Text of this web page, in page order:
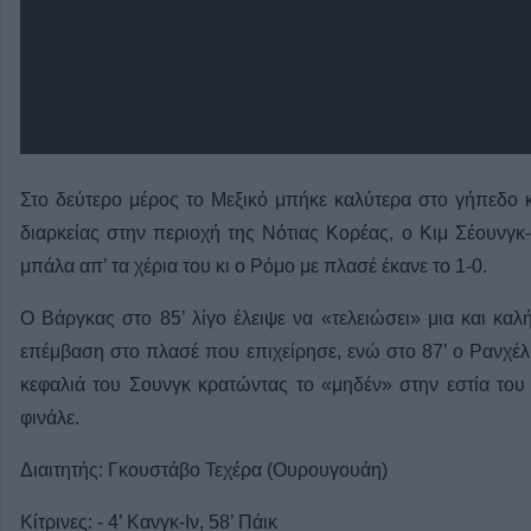
Στο δεύτερο μέρος το Μεξικό μπήκε καλύτερα στο γήπεδο
διαρκείας στην περιοχή της Νότιας Κορέας, ο Κιμ
μπάλα απ’ τα χέρια του κι ο Ρόμο με πλασέ έκανε το 1-0.
Ο Βάργκας στο 85’ λίγο έλειψε να «τελειώσει» μια και
επέμβαση στο πλασέ που επιχείρησε, ενώ στο 87’ ο
κεφαλιά του Σουνγκ κρατώντας το «μηδέν» στην εστία
φινάλε.
Διαιτητής: Γκουστάβο Τεχέρα (Ουρουγουάη)
Κίτρινες: - 4’ Κανγκ-Ιν, 58’ Πάικ